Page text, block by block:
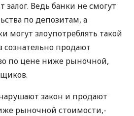
залог. Ведь банки не смогут
по депозитам, а
могут злоупотреблять такой
сознательно продают
по цене ниже рыночной,
закон и продают
рыночной стоимости,-